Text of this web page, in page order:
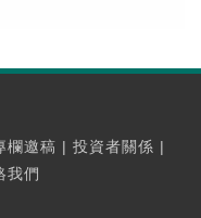
欄邀稿 | 投資者關係 |
我們